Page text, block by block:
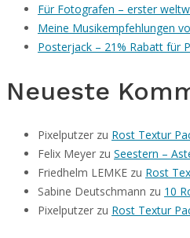
Für Fotografen – erster
Meine Musikempfehlungen
Posterjack – 21% Rabatt für
Neueste
Pixelputzer zu Rost Textur
Felix Meyer zu Seestern –
Friedhelm LEMKE zu Rost
Sabine Deutschmann zu 10
Pixelputzer zu Rost Textur